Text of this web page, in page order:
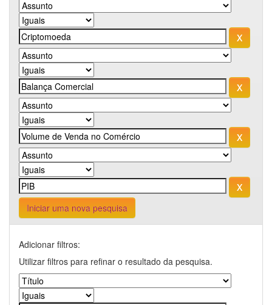
Iniciar uma nova pesquisa
Adicionar filtros:
Utilizar filtros para refinar o resultado da pesquisa.